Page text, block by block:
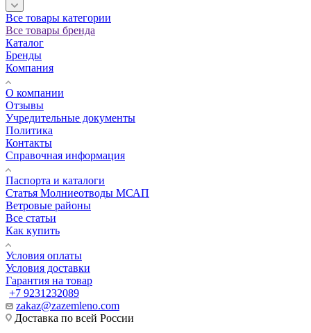
Все товары категории
Все товары бренда
Каталог
Бренды
Компания
О компании
Отзывы
Учредительные документы
Политика
Контакты
Справочная информация
Паспорта и каталоги
Статья Молниеотводы МСАП
Ветровые районы
Все статьи
Как купить
Условия оплаты
Условия доставки
Гарантия на товар
+7 9231232089
zakaz@zazemleno.com
Доставка по всей России